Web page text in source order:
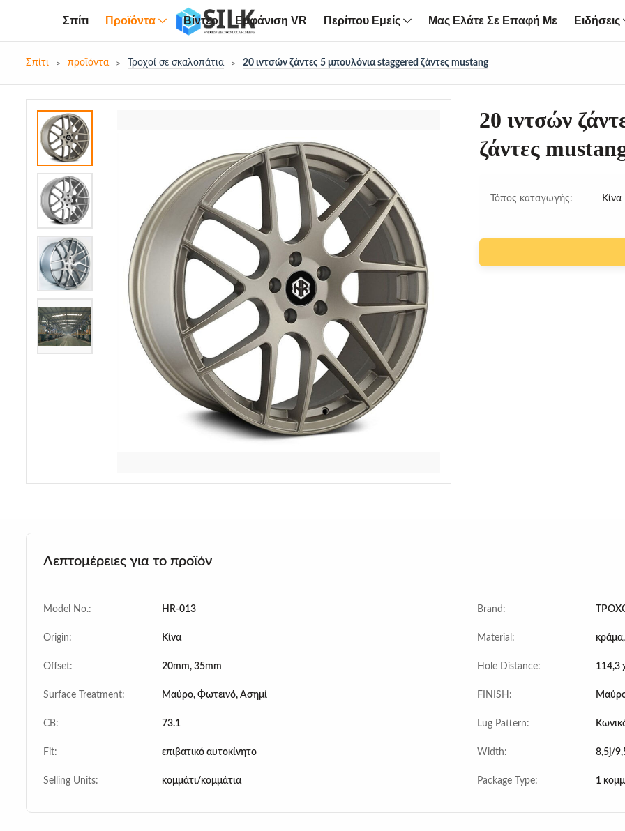
Σπίτι Προϊόντα Βίντεο Εμφάνιση VR Περίπου Εμείς Μας Ελάτε Σε Επαφή Με Ειδήσεις
Σπίτι προϊόντα Τροχοί σε σκαλοπάτια 20 ιντσών ζάντες 5 μπουλόνια staggered ζάντες mustang
20 ιντσών
ζάντες
Τόπος καταγωγής: Κίνα
Λεπτομέρειες για το προϊόν
Model No.: HR-013 Brand:
Origin: Κίνα Material:
Offset: 20mm, 35mm Hole Distance: 114,3
Surface Treatment: Μαύρο, Φωτεινό, Ασημί FINISH:
CB: 73.1 Lug Pattern:
Fit: επιβατικό αυτοκίνητο Width: 8,5j/
Selling Units: κομμάτι/κομμάτια Package Type: 1